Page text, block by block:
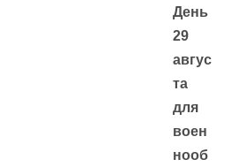
День
29
авгус
та
для
воен
нооб